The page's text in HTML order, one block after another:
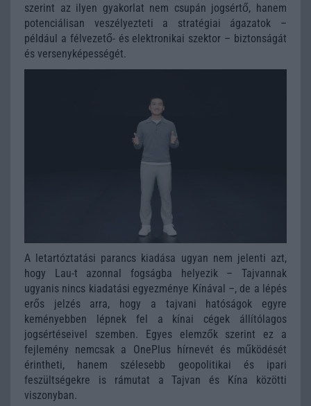
szerint az ilyen gyakorlat nem csupán jogsértő, hanem
potenciálisan veszélyezteti a stratégiai ágazatok –
például a félvezető- és elektronikai szektor – biztonságát
és versenyképességét.
A letartóztatási parancs kiadása ugyan nem jelenti azt,
hogy Lau-t azonnal fogságba helyezik – Tajvannak
ugyanis nincs kiadatási egyezménye Kínával –, de a lépés
erős jelzés arra, hogy a tajvani hatóságok egyre
keményebben lépnek fel a kínai cégek állítólagos
jogsértéseivel szemben. Egyes elemzők szerint ez a
fejlemény nemcsak a OnePlus hírnevét és működését
érintheti, hanem szélesebb geopolitikai és ipari
feszültségekre is rámutat a Tajvan és Kína közötti
viszonyban.